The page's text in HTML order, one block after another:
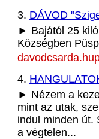
3. DÁVOD
► Bajától 25
Községben
4.
► Nézem a
mint az utak,
indul minden út.
a végtelen...